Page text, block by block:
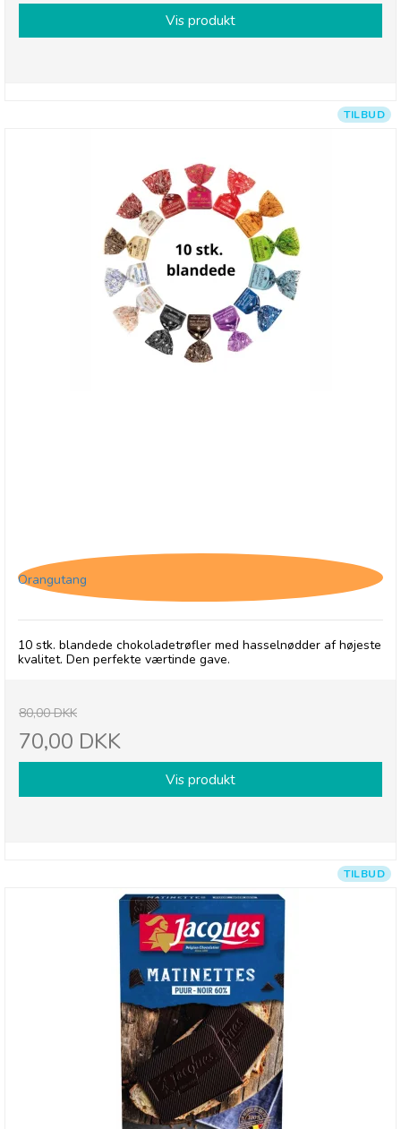
Vis produkt
TILBUD
Orangutang
10 stk. blandede chokoladetrøfler med hasselnødder af højeste
kvalitet. Den perfekte værtinde gave.
80,00 DKK
70,00 DKK
Vis produkt
TILBUD